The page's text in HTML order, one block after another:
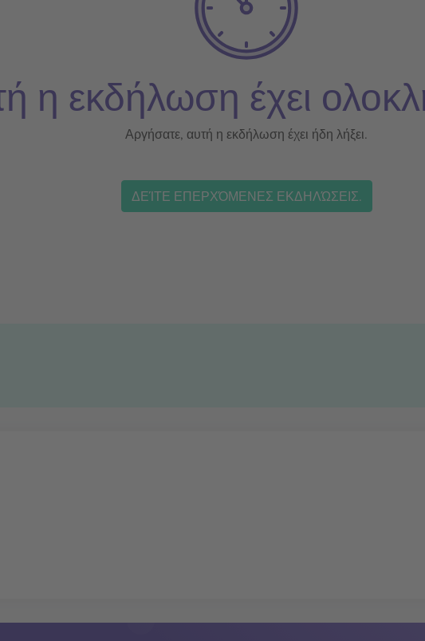
η εκδήλωση έχει
Αργήσατε, αυτή η εκδήλωση έχει ήδη λήξει.
ΔΕΊΤΕ ΕΠΕΡΧΌΜΕΝΕΣ ΕΚΔΗΛΏΣΕΙΣ.